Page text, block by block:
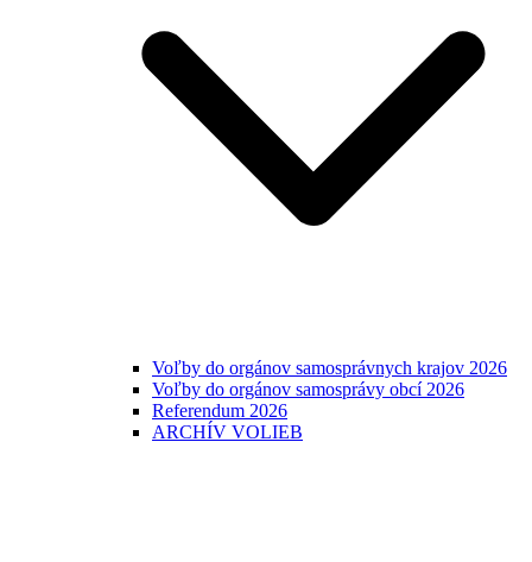
Voľby do orgánov samosprávnych krajov 2026
Voľby do orgánov samosprávy obcí 2026
Referendum 2026
ARCHÍV VOLIEB